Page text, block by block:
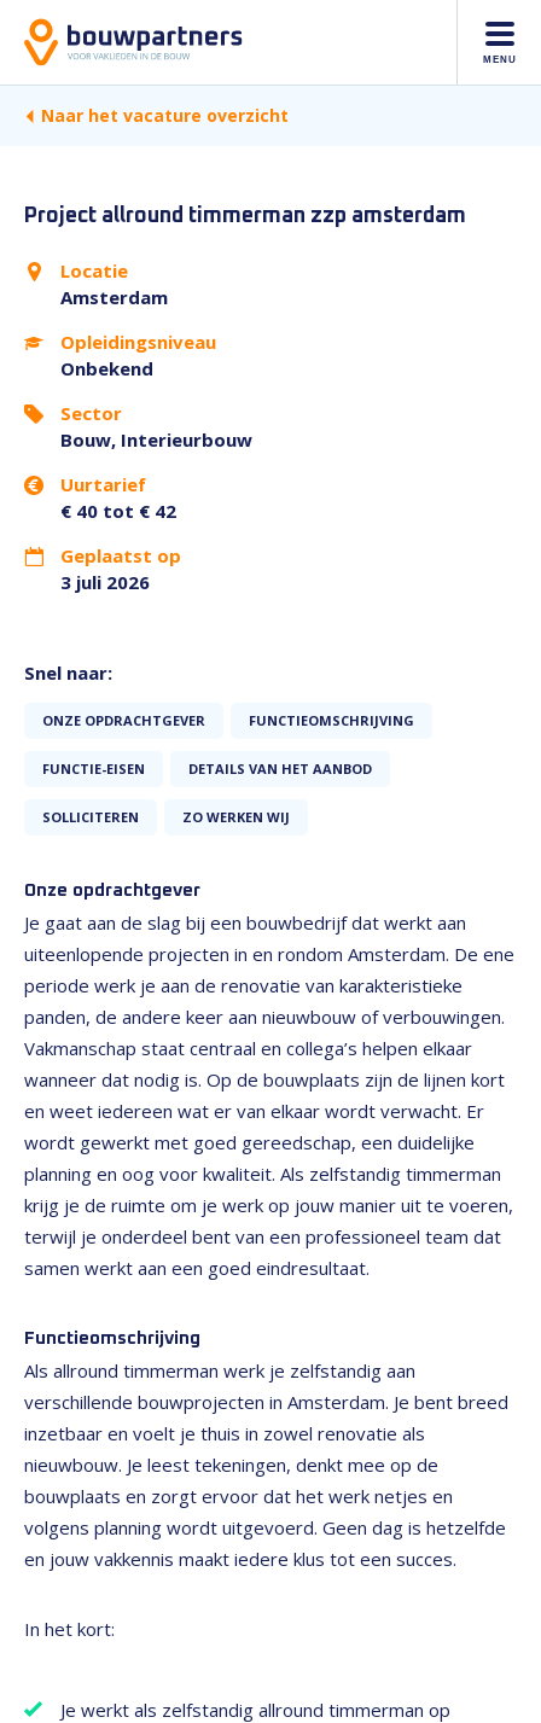
MENU
Naar het vacature overzicht
Project allround timmerman zzp amsterdam
Locatie
Amsterdam
Opleidingsniveau
Onbekend
Sector
Bouw, Interieurbouw
Uurtarief
€ 40 tot € 42
Geplaatst op
3 juli 2026
Snel naar:
ONZE OPDRACHTGEVER FUNCTIEOMSCHRIJVING
FUNCTIE-EISEN DETAILS VAN HET AANBOD
SOLLICITEREN ZO WERKEN WIJ
Onze opdrachtgever
Je gaat aan de slag bij een bouwbedrijf dat werkt aan
uiteenlopende projecten in en rondom Amsterdam. De ene
periode werk je aan de renovatie van karakteristieke
panden, de andere keer aan nieuwbouw of verbouwingen.
Vakmanschap staat centraal en collega’s helpen elkaar
wanneer dat nodig is. Op de bouwplaats zijn de lijnen kort
en weet iedereen wat er van elkaar wordt verwacht. Er
wordt gewerkt met goed gereedschap, een duidelijke
planning en oog voor kwaliteit. Als zelfstandig timmerman
krijg je de ruimte om je werk op jouw manier uit te voeren,
terwijl je onderdeel bent van een professioneel team dat
samen werkt aan een goed eindresultaat.
Functieomschrijving
Als allround timmerman werk je zelfstandig aan
verschillende bouwprojecten in Amsterdam. Je bent breed
inzetbaar en voelt je thuis in zowel renovatie als
nieuwbouw. Je leest tekeningen, denkt mee op de
bouwplaats en zorgt ervoor dat het werk netjes en
volgens planning wordt uitgevoerd. Geen dag is hetzelfde
en jouw vakkennis maakt iedere klus tot een succes.
In het kort:
Je werkt als zelfstandig allround timmerman op